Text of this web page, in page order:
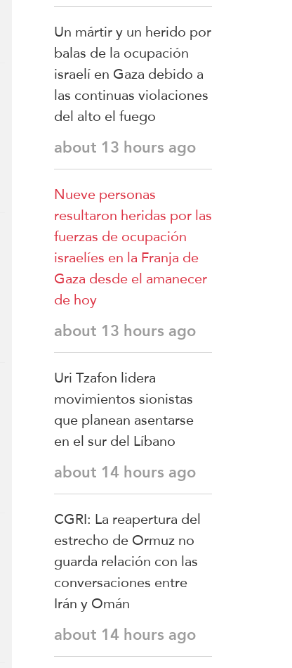
Un mártir y un herido por
balas de la ocupación
israelí en Gaza debido a
las continuas violaciones
del alto el fuego
about 13 hours ago
Nueve personas
resultaron heridas por las
fuerzas de ocupación
israelíes en la Franja de
Gaza desde el amanecer
de hoy
about 13 hours ago
Uri Tzafon lidera
movimientos sionistas
que planean asentarse
en el sur del Líbano
about 14 hours ago
CGRI: La reapertura del
estrecho de Ormuz no
guarda relación con las
conversaciones entre
Irán y Omán
about 14 hours ago